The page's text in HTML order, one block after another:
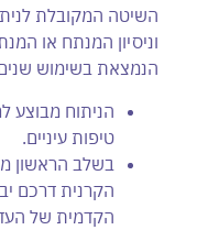
השיטה המקובלת
וניסיון המנתח או
הנמצאת בשימוש
הניתוח מבוצע
טיפות עיניים.
בשלב הראשון
הקרנית דרכם
הקדמית של